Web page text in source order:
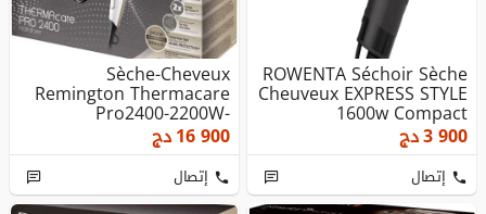
ROWENTA Séchoir Sèche
Cheuveux EXPRESS STYLE
1600w Compact
3 900دج
إتصال
Sèche-Cheveux
Remington Thermacare
Pro2400-2200W-
2vitesses/3températur...
16 900دج
إتصال